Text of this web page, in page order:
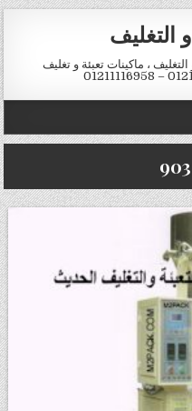
التغليف
التغليف ، ماكينات تعبئة و تغليف
903